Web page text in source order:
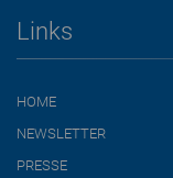
Links
HOME
NEWSLETTER
PRESSE